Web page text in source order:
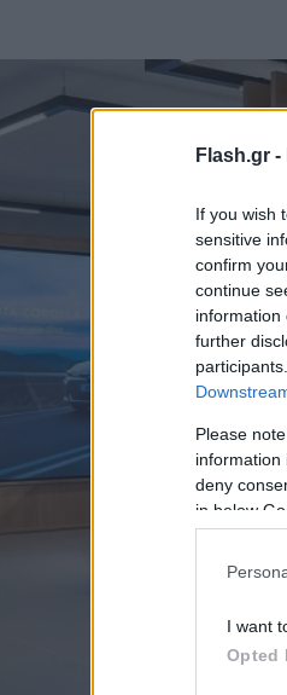
Flash.gr -
If you wish
sensitive
confirm
continue
information
further
Please
information
deny
in below
I want
Opted